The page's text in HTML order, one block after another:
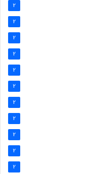
2
2
2
2
2
2
2
2
2
2
2